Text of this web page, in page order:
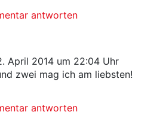
antworten
April 2014 um 22:04 Uhr
zwei mag ich am liebsten!
antworten